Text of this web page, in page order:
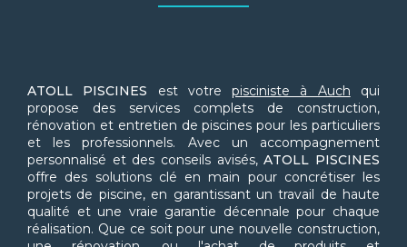
ATOLL PISCINES est votrepisciniste à Auch qui
propose des services complets de construction,
rénovation et entretien de piscines pour les particuliers
et les professionnels. Avec un accompagnement
personnalisé et des conseils avisés,ATOLL PISCINES
offre des solutions clé en main pour concrétiser les
projets de piscine, en garantissant un travail de haute
qualité et une vraie garantie décennale pour chaque
réalisation. Que ce soit pour une nouvelle construction,